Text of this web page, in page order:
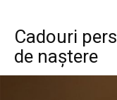
Cadouri
de naștere